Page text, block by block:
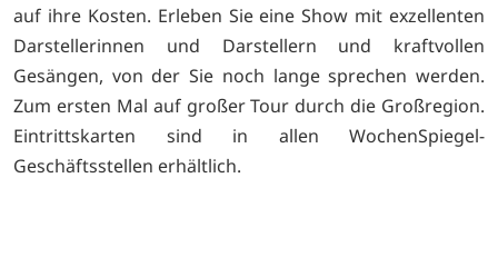
auf ihre Kosten. Erleben Sie eine Show mit exzellenten
Darstellerinnen und Darstellern und kraftvollen
Gesängen, von der Sie noch lange sprechen werden.
Zum ersten Mal auf großer Tour durch die Großregion.
Eintrittskarten sind in allen WochenSpiegel-
Geschäftsstellen erhältlich.